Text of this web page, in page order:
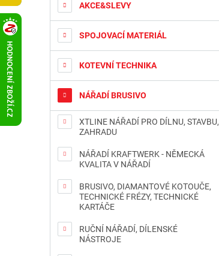
r
n
p
n
AKCE&SLEVY
SPOJOVACÍ MATERIÁL
KOTEVNÍ TECHNIKA
NÁŘADÍ BRUSIVO
XTLINE NÁŘADÍ PRO DÍLNU, STAVBU,
ZAHRADU
NÁŘADÍ KRAFTWERK - NĚMECKÁ
KVALITA V NÁŘADÍ
BRUSIVO, DIAMANTOVÉ KOTOUČE,
TECHNICKÉ FRÉZY, TECHNICKÉ
KARTÁČE
RUČNÍ NÁŘADÍ, DÍLENSKÉ
NÁSTROJE